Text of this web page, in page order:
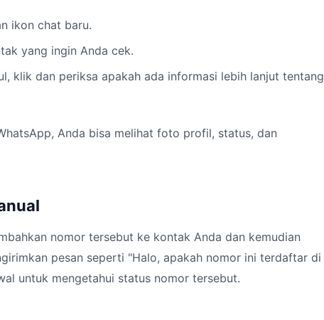
ikon chat baru.
yang ingin Anda cek.
klik dan periksa apakah ada informasi lebih lanjut tentang
Anda bisa melihat foto profil, status, dan
nomor tersebut ke kontak Anda dan kemudian
pesan seperti "Halo, apakah nomor ini terdaftar di
untuk mengetahui status nomor tersebut.